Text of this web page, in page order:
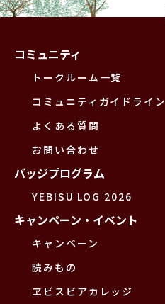
コミュニティ
トークルーム一覧
コミュニティガイドライン
よくある質問
お問い合わせ
バッジプログラム
YEBISU LOG 2026
キャンペーン・イベント
キャンペーン
読みもの
ヱビスビアカレッジ